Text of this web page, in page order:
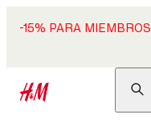
-15% PARA MIEMBROS